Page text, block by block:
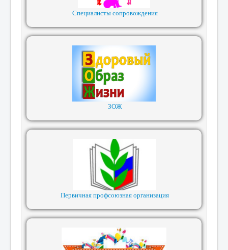
Специалисты сопровождения
ЗОЖ
Первичная профсоюзная организация